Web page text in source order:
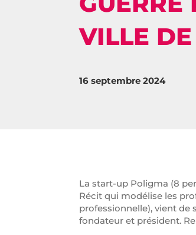
VILLE
16 septembre 2024
La start-up Poligma (8
Récit qui modélise les
professionnelle), vient de
fondateur et président.